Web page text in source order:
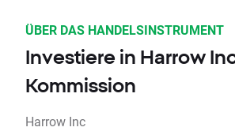
ÜBER DAS HANDELSINSTRUMENT
Investiere in Harrow
Kommission
Harrow Inc